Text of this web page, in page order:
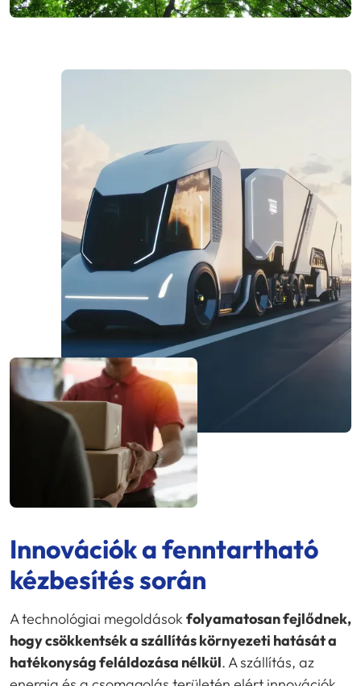
Innovációk a fenntartható
kézbesítés során
A technológiai megoldások folyamatosan fejlődnek,
hogy csökkentsék a szállítás környezeti hatását a
hatékonyság feláldozása nélkül. A szállítás, az